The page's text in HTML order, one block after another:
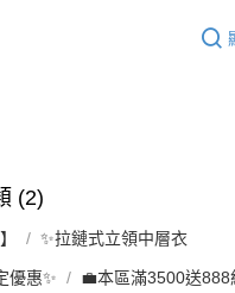
(2)
✨拉鏈式立領中層衣
優惠✨ 💼本區滿3500送